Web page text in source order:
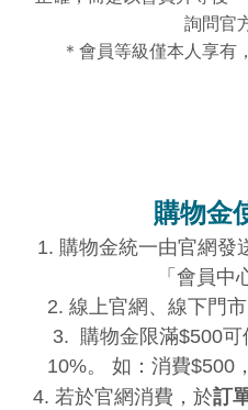
詢問官
＊會員等級僅本人享有
購物金
1. 購物金統一由官網發
「會員中
2. 線上官網、線下門
3. 購物金限滿$500可
10%。 如：消費$500
4. 若於官網消費，於訂